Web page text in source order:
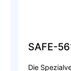
SAFE-
Die